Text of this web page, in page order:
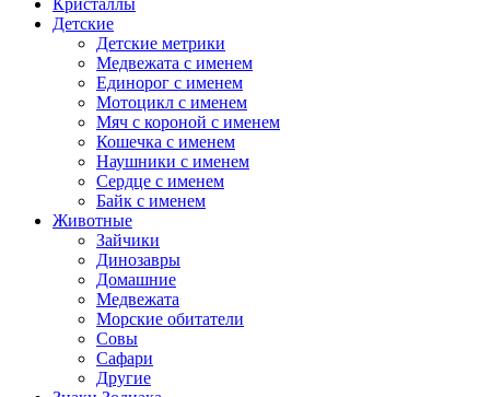
Детские
Детские метрики
Медвежата с именем
Единорог с именем
Мотоцикл с именем
Мяч с короной с именем
Кошечка с именем
Наушники с именем
Сердце с именем
Байк с именем
Животные
Зайчики
Динозавры
Домашние
Медвежата
Морские обитатели
Совы
Сафари
Другие